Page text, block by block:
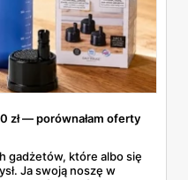
zł — porównałam oferty
gadżetów, które albo się
Ja swoją noszę w